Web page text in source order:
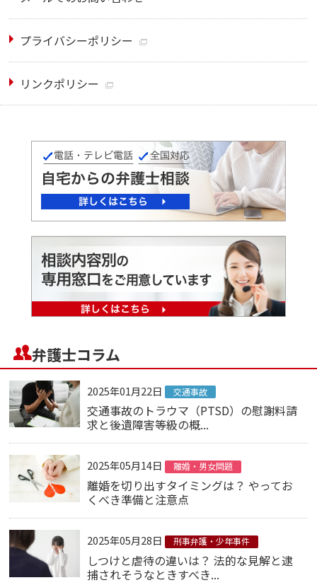
プライバシーポリシー
リンクポリシー
弁護士コラム
2025年01月22日 交通事故
交通事故のトラウマ（PTSD）の慰謝料請
求と後遺障害等級の概...
2025年05月14日 離婚・男女問題
離婚を切り出すタイミングは？ やってお
くべき準備と注意点
2025年05月28日 刑事弁護・少年事件
しつけと虐待の違いは？ 法的な見解と逮
捕されそうなときすべき...